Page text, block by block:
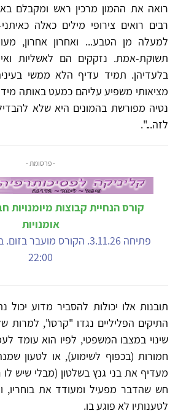
רואה את ההמון מרכין ראש ומקבלם
רבים רואים צירופי מילים כאלה
למעלה מן הטבע... ואחרון אחרון,
תשוקת-אמת. נזקקים הם לאשליות
בלעדיהן. תמיד עדיף הלא ממשי
מציאותי משפיע עליהם כמעט באותה
נטיה מפורשת בהמונים היא שלא
לזה...".
- פרסומת -
קורס הנחיית קבוצות מיומנויות
אומנויות
22:00
תובנות אלו יכולות להסביר מדוע יכול
התיקים הפליליים נגדו "קרסו",
שינוי במצבו המשפטי, לפיו הוא עומד
חמורות (בכפוף לשימוע), או לטעון
מעדיף את בני גנץ בשלטון (מבלי שיש
חש שהדבר מפעיל ומעודד את בוחריו,
לטענותיו לא פוגע בו.